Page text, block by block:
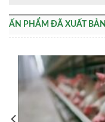
ẤN PHẨM ĐÃ XUẤT BẢN